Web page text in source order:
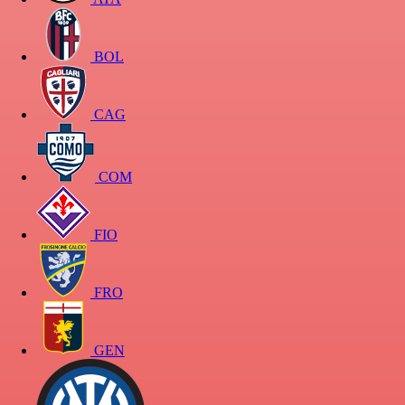
BOL
CAG
COM
FIO
FRO
GEN